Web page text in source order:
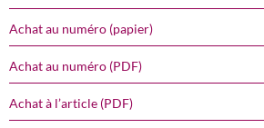
Achat au numéro (papier)
Achat au numéro (PDF)
Achat à l’article (PDF)